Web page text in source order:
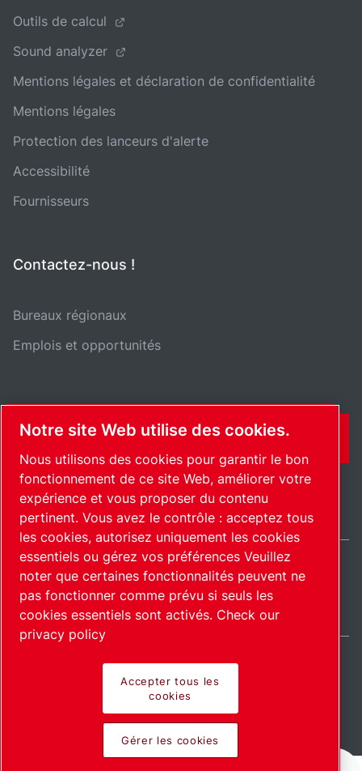
Outils de calcul
Sound analyzer
Mentions légales et déclaration de confidentialité
Mentions légales
Protection des lanceurs d'alerte
Accessibilité
Fournisseurs
Contactez-nous !
Bureaux régionaux
Emplois et opportunités
CONTACT
Plan du siteGérer les cookies© 2026 Copyright.
France / FR
Pioneering products.
Passionately applied.
Notre site Web utilise des cookies.
Nous utilisons des cookies pour garantir le bon
fonctionnement de ce site Web, améliorer votre
expérience et vous proposer du contenu
pertinent. Vous avez le contrôle : acceptez tous
les cookies, autorisez uniquement les cookies
essentiels ou gérez vos préférences Veuillez
noter que certaines fonctionnalités peuvent ne
pas fonctionner comme prévu si seuls les
cookies essentiels sont activés. Check our
privacy policy
Accepter tous les
cookies
Gérer les cookies